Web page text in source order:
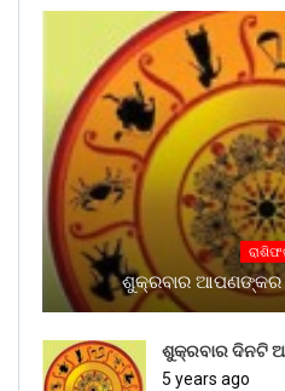
ଶୁକ୍ରବାର ଆପଣଙ୍କର
ଶୁକ୍ରବାର ଦିନଟି
5 years ago